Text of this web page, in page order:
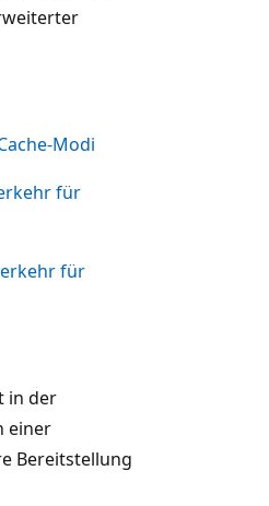
Modi
für
für
in der
einer
Bereitstellung